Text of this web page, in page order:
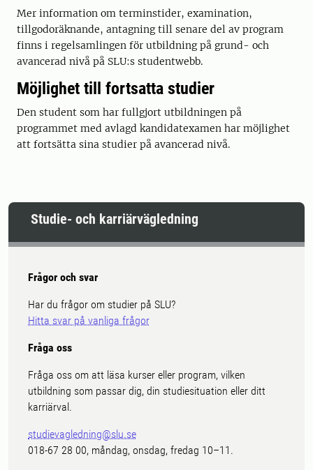
Mer information om terminstider, examination,
tillgodoräknande, antagning till senare del av program
finns i regelsamlingen för utbildning på grund- och
avancerad nivå på SLU:s studentwebb.
Möjlighet till fortsatta studier
Den student som har fullgjort utbildningen på
programmet med avlagd kandidatexamen har möjlighet
att fortsätta sina studier på avancerad nivå.
Studie- och karriärvägledning
Frågor och svar
Har du frågor om studier på SLU?
Hitta svar på vanliga frågor
Fråga oss
Fråga oss om att läsa kurser eller program, vilken
utbildning som passar dig, din studiesituation eller ditt
karriärval.
studievagledning@slu.se
018-67 28 00, måndag, onsdag, fredag 10–11.